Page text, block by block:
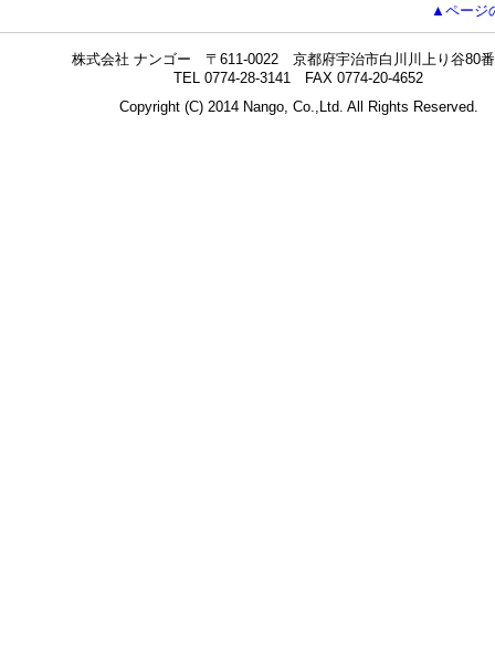
▲ページ
株式会社 ナンゴー 〒611-0022 京都府宇治市白川川上り谷80
TEL 0774-28-3141 FAX 0774-20-4652
Copyright (C) 2014 Nango, Co.,Ltd. All Rights Reserved.